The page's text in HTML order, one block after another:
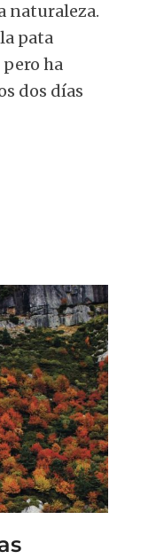
naturaleza.
pata
ha
dos días